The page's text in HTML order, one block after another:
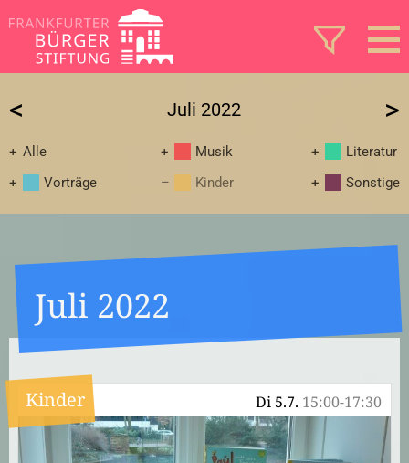
Juli 2022
< >
Alle Musik
Literatur
Vorträge
Kinder Sonstige
Juli 2022
Di 5.7. 15:00-17:30
Kinder